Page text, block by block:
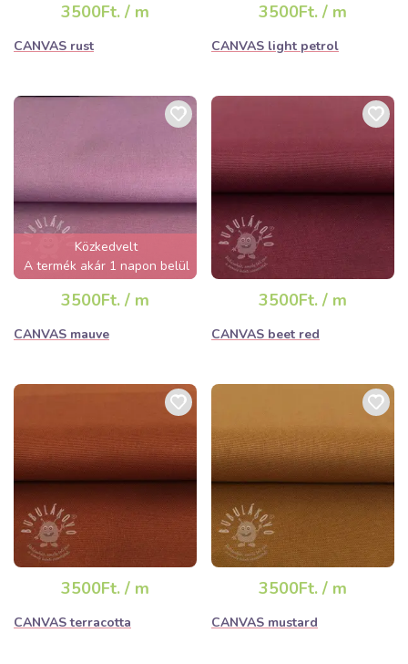
3500Ft. / m
CANVAS rust
3500Ft. / m
CANVAS light petrol
Közkedvelt
A termék akár 1 napon belül
elfogyhat!
3500Ft. / m
CANVAS mauve
3500Ft. / m
CANVAS beet red
3500Ft. / m
CANVAS terracotta
3500Ft. / m
CANVAS mustard